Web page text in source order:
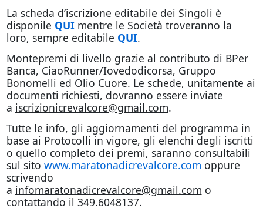
La scheda d’iscrizione editabile dei Singoli è
disponile QUImentre le Società troveranno la
loro, sempre editabile QUI.
Montepremi di livello grazie al contributo di BPer
Banca, CiaoRunner/Iovedodicorsa, Gruppo
Bonomelli ed Olio Cuore. Le schede, unitamente ai
documenti richiesti, dovranno essere inviate
a iscrizionicrevalcore@gmail.com.
Tutte le info, gli aggiornamenti del programma in
base ai Protocolli in vigore, gli elenchi degli iscritti
o quello completo dei premi, saranno consultabili
sul sito www.maratonadicrevalcore.com oppure
scrivendo
a infomaratonadicrevalcore@gmail.com o
contattando il 349.6048137.